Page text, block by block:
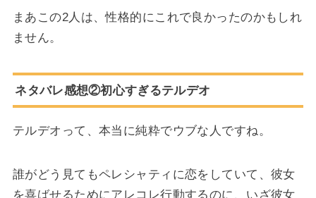
まあこの2人は、性格的にこれで良かったのかもしれ
ません。
ネタバレ感想②初心すぎるテルデオ
テルデオって、本当に純粋でウブな人ですね。
誰がどう見てもペレシャティに恋をしていて、彼女
を喜ばせるためにアレコレ行動するのに、いざ彼女